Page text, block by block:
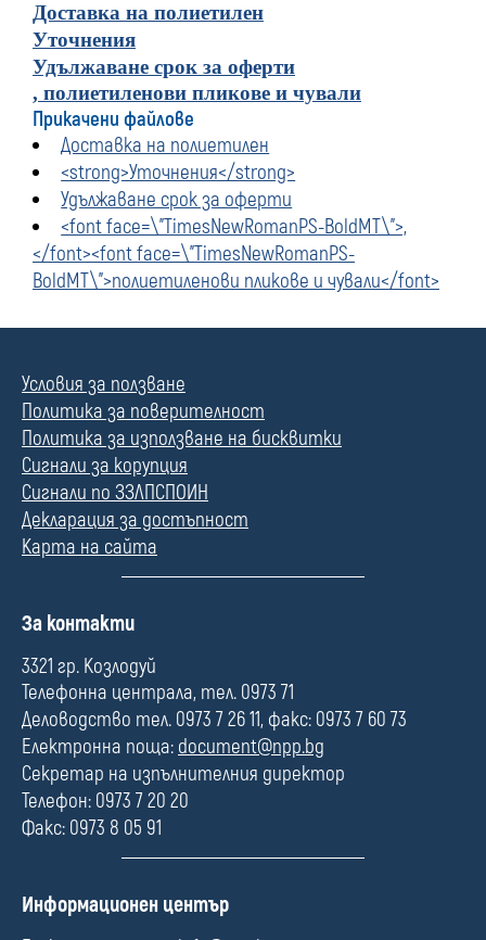
Доставка на полиетилен
Уточнения
Удължаване срок за оферти
, полиетиленови пликове и чували
Прикачени файлове
Доставка на полиетилен
<strong>Уточнения</strong>
Удължаване срок за оферти
<font face=\"TimesNewRomanPS-BoldMT\">,
</font><font face=\"TimesNewRomanPS-
BoldMT\">полиетиленови пликове и чували</font>
Условия за ползване
Политика за поверителност
Политика за използване на бисквитки
Сигнали за корупция
Сигнали по ЗЗЛПСПОИН
Декларация за достъпност
Карта на сайта
П
л
е
За контакти
3321 гр. Козлодуй
Телефонна централа, тел. 0973 71
Деловодство тел. 0973 7 26 11, факс: 0973 7 60 73
Електронна поща: document@npp.bg
Секретар на изпълнителния директор
Телефон: 0973 7 20 20
Факс: 0973 8 05 91
П
Информационен център